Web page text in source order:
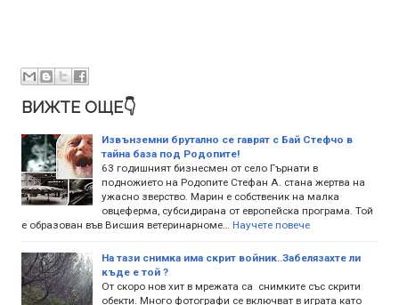
ВИЖТЕ ОЩЕ👇
Извънземни брутално се гаврят с Бай Стефчо в
тайна база под Родопите!
63 годишният бизнесмен от село Гърнати в
подножието на Родопите Стефан А. стана жертва на
ужасно зверство. Марин е собственик на малка
овцеферма, субсидирана от европейска програма. Той
е образован във Висшия ветеринарноме…
Научете повече
На тази снимка има скрит войник..Забелязахте ли
къде е той ?
От скоро нов хит в мрежата са снимките със скрити
обекти. Много фотографи се включват в играта като